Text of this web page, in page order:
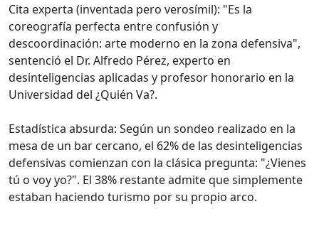
Cita experta (inventada pero verosímil): "Es la
coreografía perfecta entre confusión y
descoordinación: arte moderno en la zona defensiva",
sentenció el Dr. Alfredo Pérez, experto en
desinteligencias aplicadas y profesor honorario en la
Universidad del ¿Quién Va?.
Estadística absurda: Según un sondeo realizado en la
mesa de un bar cercano, el 62% de las desinteligencias
defensivas comienzan con la clásica pregunta: "¿Vienes
tú o voy yo?". El 38% restante admite que simplemente
estaban haciendo turismo por su propio arco.